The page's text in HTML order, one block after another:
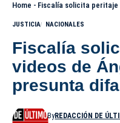
Home - Fiscalía solicita peritaje a
JUSTICIA NACIONALES
Fiscalía
videos de
presunta
ByREDACCIÓN DE